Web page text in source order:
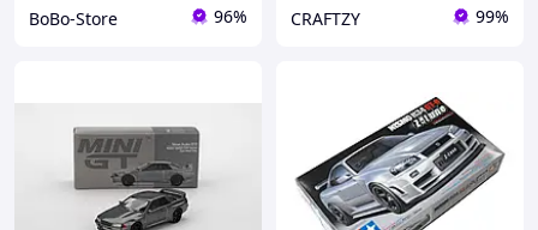
BoBo-Store 96% CRAFTZY 99%